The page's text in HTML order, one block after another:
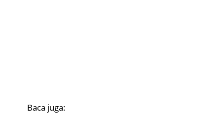
Baca juga: